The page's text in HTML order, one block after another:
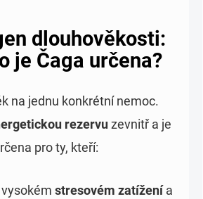
dlouhověkosti:
je Čaga určena?
na jednu konkrétní nemoc.
rezervuzevnitř a je
pro ty, kteří:
stresovém zatíženía